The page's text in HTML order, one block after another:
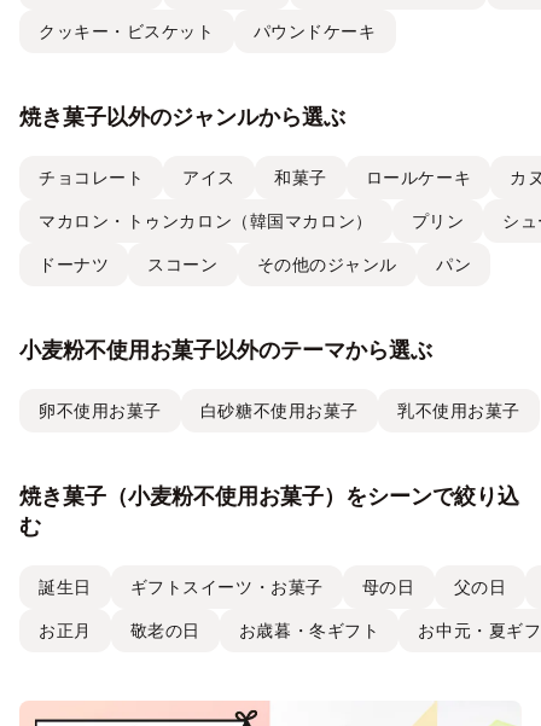
クッキー・ビスケット パウンドケーキ
焼き菓子以外のジャンルから選ぶ
チョコレート アイス 和菓子 ロールケーキ カ
マカロン・トゥンカロン（韓国マカロン） プリン シ
ドーナツ スコーン その他のジャンル パン
小麦粉不使用お菓子以外のテーマから選ぶ
卵不使用お菓子 白砂糖不使用お菓子 乳不使用お菓子
焼き菓子（小麦粉不使用お菓子）をシーンで絞り込
む
誕生日 ギフトスイーツ・お菓子 母の日 父の日
お正月 敬老の日 お歳暮・冬ギフト お中元・夏ギ